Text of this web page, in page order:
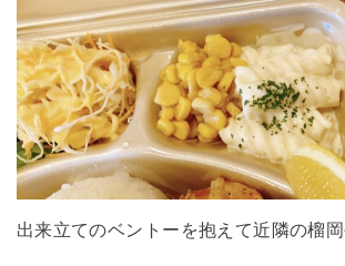
出来立てのベントーを抱えて近隣の榴岡